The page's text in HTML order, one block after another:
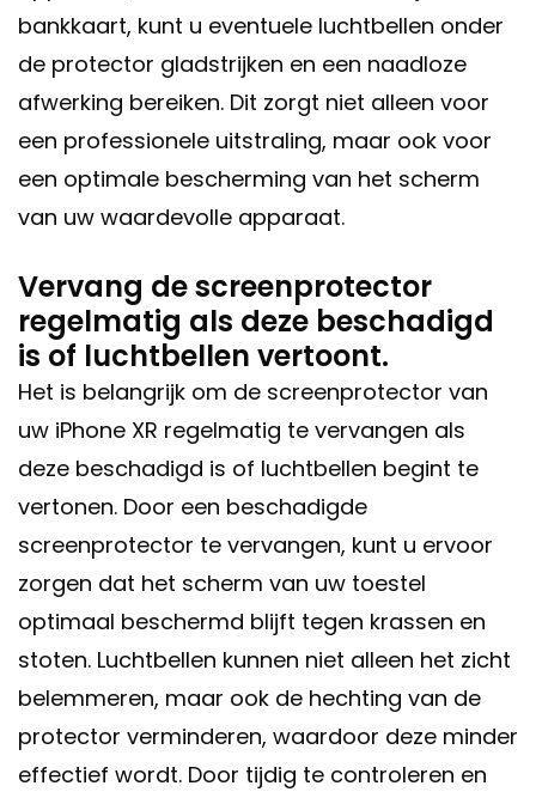
bankkaart, kunt u eventuele luchtbellen onder
de protector gladstrijken en een naadloze
afwerking bereiken. Dit zorgt niet alleen voor
een professionele uitstraling, maar ook voor
een optimale bescherming van het scherm
van uw waardevolle apparaat.
Vervang de screenprotector
regelmatig als deze beschadigd
is of luchtbellen vertoont.
Het is belangrijk om de screenprotector van
uw iPhone XR regelmatig te vervangen als
deze beschadigd is of luchtbellen begint te
vertonen. Door een beschadigde
screenprotector te vervangen, kunt u ervoor
zorgen dat het scherm van uw toestel
optimaal beschermd blijft tegen krassen en
stoten. Luchtbellen kunnen niet alleen het zicht
belemmeren, maar ook de hechting van de
protector verminderen, waardoor deze minder
effectief wordt. Door tijdig te controleren en